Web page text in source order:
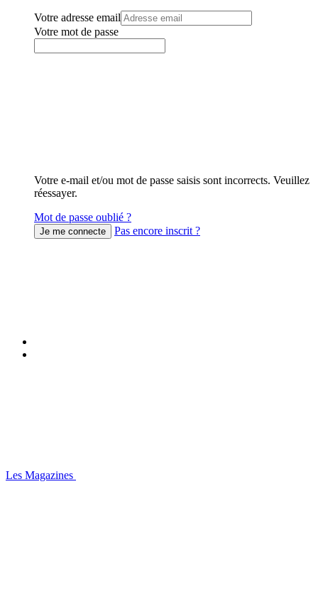
Votre adresse email
Votre mot de passe
Votre e-mail et/ou mot de passe saisis sont incorrects. Veuillez
réessayer.
Mot de passe oublié ?
Pas encore inscrit ?
Les Magazines